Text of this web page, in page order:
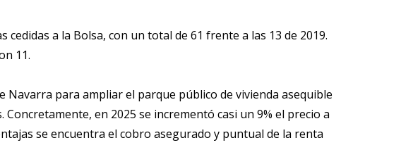
a la Bolsa, con un total de 61 frente a las 13 de 2019.
11.
para ampliar el parque público de vivienda asequible
en 2025 se incrementó casi un 9% el precio a
se encuentra el cobro asegurado y puntual de la renta